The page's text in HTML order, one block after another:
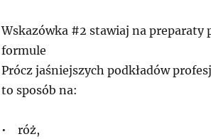
Wskazówka #2 stawiaj na preparaty
formule
Prócz jaśniejszych podkładów
to sposób na:
• róż,